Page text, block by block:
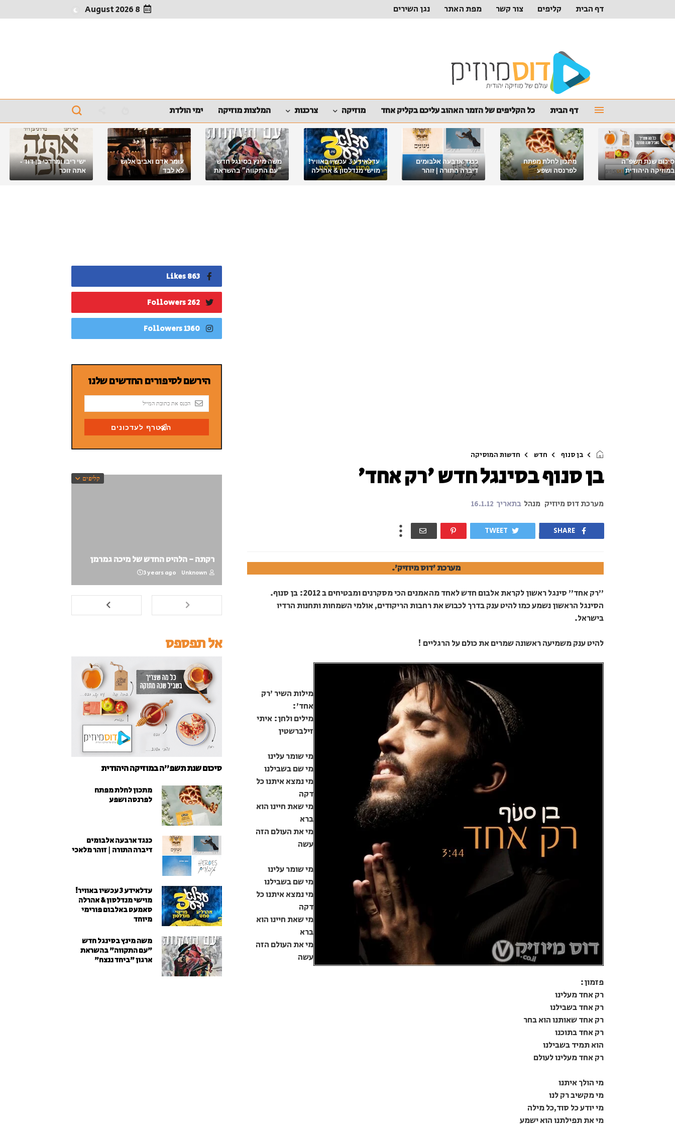
דף הבית קליפים צור קשר מפת האתר נגן השירים 8 August 2026
דף הבית כל הקליפים של הזמר האהוב עליכם בקליק אחד מוזיקה צרכנות המלצות מוזיקה ימי הולדת
סיכום שנת תשפ"ה
במוזיקה היהודית
מתכון לחלת מפתח
לפרנסה ושפע
כנגד ארבעה אלבומים
דיברה התורה | זוהר
מלאכי
עדלאידע 3 עכשיו באוויר!
מוישי מנדלסון & אהרלה
סאמעט באלבום פורימי
משה מינץ בסינגל חדש
״עם התקווה״ בהשראת
ארגון "ביחד ננצח"
עומר אדם ואביב אלוש
לא לבד
ישי ריבו ומרדכי בן דוד -
אתה זוכר
בן סנוף חדש חדשות המוסיקה
בן סנוף בסינגל חדש 'רק אחד'
מערכת דוס מיוזיק מנהל בתאריך 16.1.12
SHARE
TWEET
מערכת 'דוס מיוזיק'.
"רק אחד" סינגל ראשון לקראת אלבום חדש לאחד מהאמנים הכי מסקרנים ומבטיחים ב 2012: בן סנוף.
הסינגל הראשון נשמע כמו להיט ענק בדרך לכבוש את רחבות הריקודים, אולמי השמחות ותחנות הרדיו
בישראל.
להיט ענק משמיעה ראשונה שמרים את כולם על הרגליים !
מילות השיר 'רק
אחד':
מילים ולחן: איתי
זילברשטין
מי שומר עלינו
מי שם בשבילנו
מי נמצא איתנו כל
דקה
מי שאת חיינו הוא
ברא
מי את העולם הזה
עשה
מי שומר עלינו
מי שם בשבילנו
מי נמצא איתנו כל
דקה
מי שאת חיינו הוא
ברא
מי את העולם הזה
עשה
פזמון:
רק אחד מעלינו
רק אחד בשבילנו
רק אחד שאותנו הוא בחר
רק אחד בתוכנו
הוא תמיד בשבילנו
רק אחד מעלינו לעולם
מי הולך איתנו
מי מקשיב רק לנו
מי יודע כל סוד,כל מילה
מי את תפילתנו הוא ישמע
863 Likes
262 Followers
1360 Followers
קליפים
רקתה - הלהיט החדש של מיכה גמרמן
Unknown
3 years ago
אל תפספס
סיכום שנת תשפ"ה במוזיקה היהודית
מתכון לחלת מפתח
לפרנסה ושפע
כנגד ארבעה אלבומים
דיברה התורה | זוהר מלאכי
עדלאידע 3 עכשיו באוויר!
מוישי מנדלסון & אהרלה
סאמעט באלבום פורימי
מיוחד
משה מינץ בסינגל חדש
״עם התקווה״ בהשראת
ארגון "ביחד ננצח"